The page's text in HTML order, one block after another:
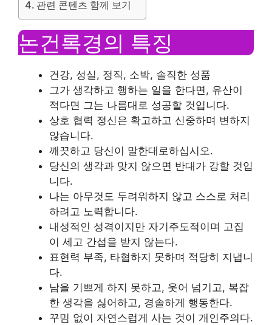
관련 콘텐츠 함께 보기
논건록경의 특징
건강, 성실, 정직, 소박, 솔직한 성품
그가 생각하고 행하는 일을 한다면, 유산이
적다면 그는 나름대로 성공할 것입니다.
상호 협력 정신은 확고하고 신중하며 변하지
않습니다.
깨끗하고 당신이 말한대로하십시오.
당신의 생각과 맞지 않으면 반대가 강할 것입
니다.
나는 아무것도 두려워하지 않고 스스로 처리
하려고 노력합니다.
내성적인 성격이지만 자기주도적이며 고집
이 세고 간섭을 받지 않는다.
표현력 부족, 타협하지 못하며 적당히 지냅니
다.
남을 기쁘게 하지 못하고, 웃어 넘기고, 복잡
한 생각을 싫어하고, 경솔하게 행동한다.
꾸밈 없이 자연스럽게 사는 것이 개인주의다.